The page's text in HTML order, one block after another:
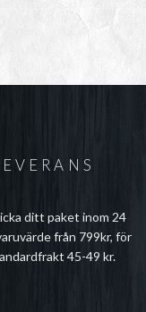
ditt paket inom 24
från 799kr, för
45-49 kr.